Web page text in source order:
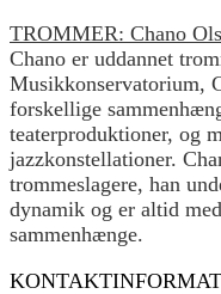
TROMMER: Chano
Chano er uddannet
Musikkonservatorium,
forskellige
teaterproduktioner, og
jazzkonstellationer.
trommeslagere, han
dynamik og er altid
sammenhænge.